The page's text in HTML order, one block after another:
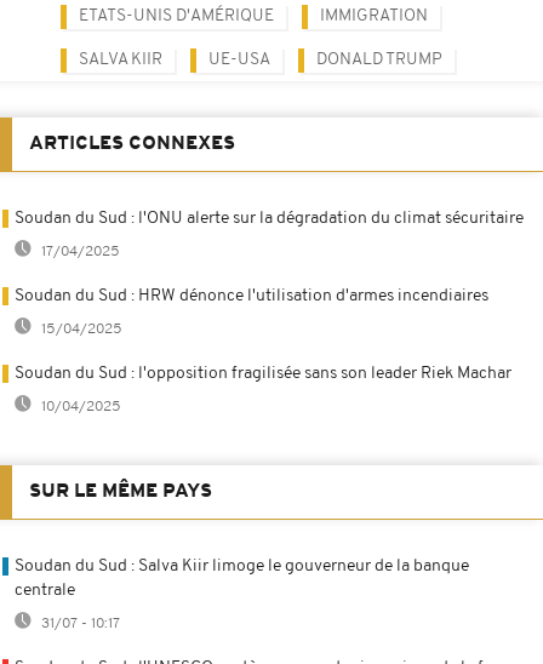
ETATS-UNIS D'AMÉRIQUE IMMIGRATION
SALVA KIIR UE-USA DONALD TRUMP
ARTICLES CONNEXES
Soudan du Sud : l'ONU alerte sur la dégradation du climat sécuritaire
17/04/2025
Soudan du Sud : HRW dénonce l'utilisation d'armes incendiaires
15/04/2025
Soudan du Sud : l'opposition fragilisée sans son leader Riek Machar
10/04/2025
SUR LE MÊME PAYS
Soudan du Sud : Salva Kiir limoge le gouverneur de la banque
centrale
31/07 - 10:17